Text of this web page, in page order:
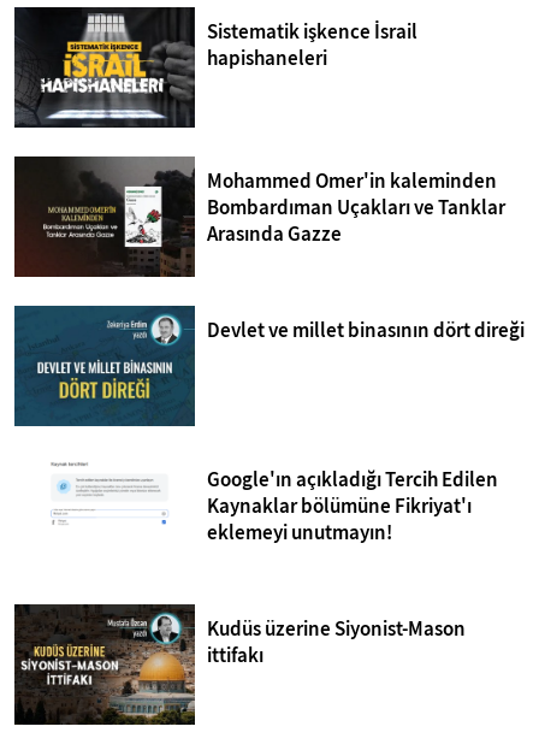
Sistematik işkence İsrail
hapishaneleri
Mohammed Omer'in kaleminden
Bombardıman Uçakları ve Tanklar
Arasında Gazze
Devlet ve millet binasının dört direği
Google'ın açıkladığı Tercih Edilen
Kaynaklar bölümüne Fikriyat'ı
eklemeyi unutmayın!
Kudüs üzerine Siyonist-Mason
ittifakı